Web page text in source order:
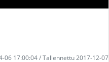
06 17:00:04 / Tallennettu 2017-12-07